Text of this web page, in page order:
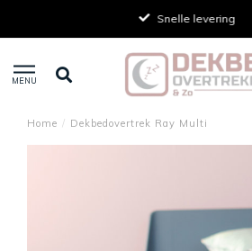
Achteraf betalen
MENU
Home / Dekbedovertrek Ray Multi